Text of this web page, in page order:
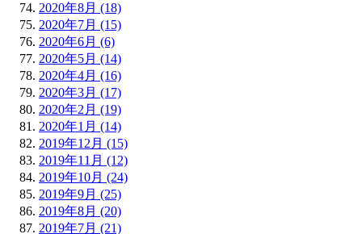
2020年8月 (18)
2020年7月 (15)
2020年6月 (6)
2020年5月 (14)
2020年4月 (16)
2020年3月 (17)
2020年2月 (19)
2020年1月 (14)
2019年12月 (15)
2019年11月 (12)
2019年10月 (24)
2019年9月 (25)
2019年8月 (20)
2019年7月 (21)